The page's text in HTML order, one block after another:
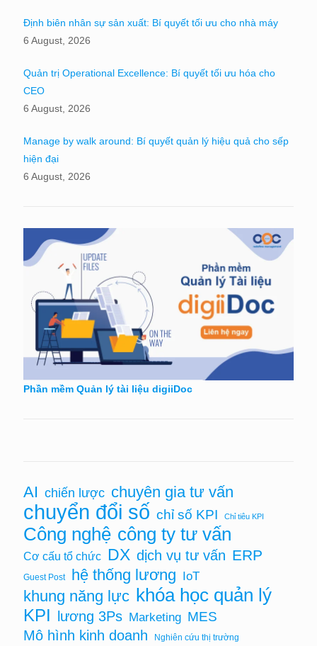
Định biên nhân sự sản xuất: Bí quyết tối ưu cho nhà máy
6 August, 2026
Quản trị Operational Excellence: Bí quyết tối ưu hóa cho
CEO
6 August, 2026
Manage by walk around: Bí quyết quản lý hiệu quả cho sếp
hiện đại
6 August, 2026
Phần mềm Quản lý tài liệu digiiDoc
AI chiến lược chuyên gia tư vấn
chuyển đổi số chỉ số KPI Chỉ tiêu KPI
Công nghệ công ty tư vấn
Cơ cấu tổ chức DX dịch vụ tư vấn ERP
Guest Post hệ thống lương IoT
khung năng lực khóa học quản lý
KPI lương 3Ps Marketing MES
Mô hình kinh doanh
Nghiên cứu thị trường